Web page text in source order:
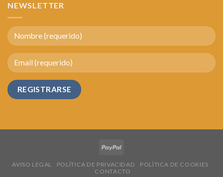
NEWSLETTER
AVISO LEGAL POLÍTICA DE PRIVACIDAD
POLÍTICA DE COOKIES
CONTACTO